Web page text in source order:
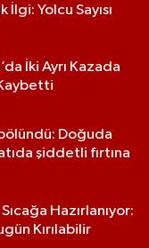
Yolcu Sayısı
İki Ayrı Kazada
Kaybetti
Doğuda
şiddetli fırtına
Hazırlanıyor:
Kırılabilir